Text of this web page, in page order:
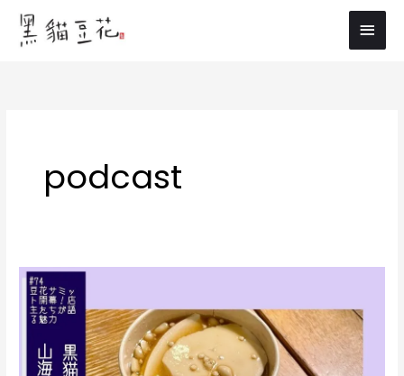
メ
イ
podcast
「耳
か
ら